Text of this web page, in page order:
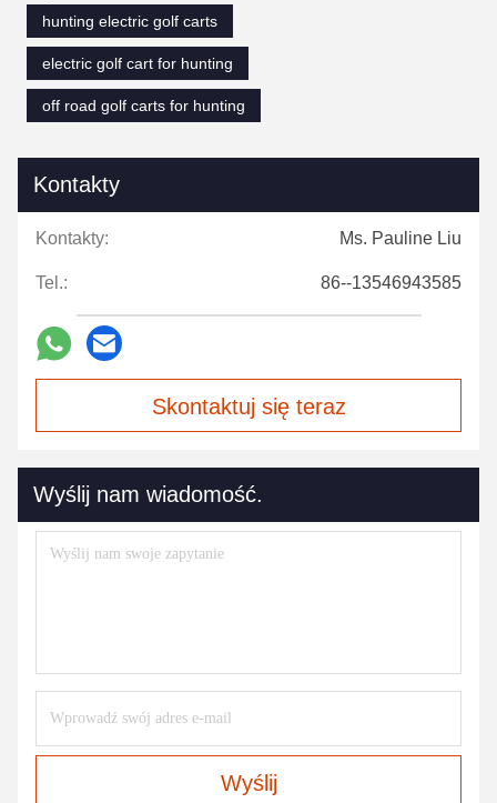
hunting electric golf carts
electric golf cart for hunting
off road golf carts for hunting
Kontakty
Kontakty: Ms. Pauline Liu
Tel.: 86--13546943585
Skontaktuj się teraz
Wyślij nam wiadomość.
Wyślij